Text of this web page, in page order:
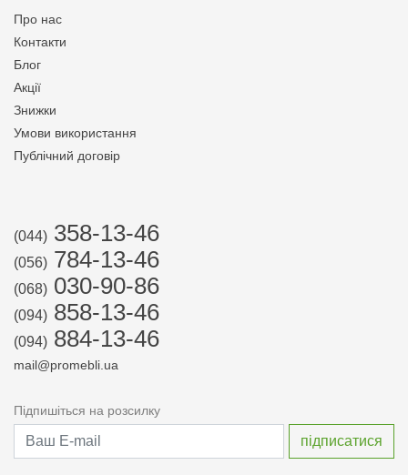
Про нас
Контакти
Блог
Акції
Знижки
Умови використання
Публічний договір
(044) 358-13-46
(056) 784-13-46
(068) 030-90-86
(094) 858-13-46
(094) 884-13-46
mail@promebli.ua
Підпишіться на розсилку